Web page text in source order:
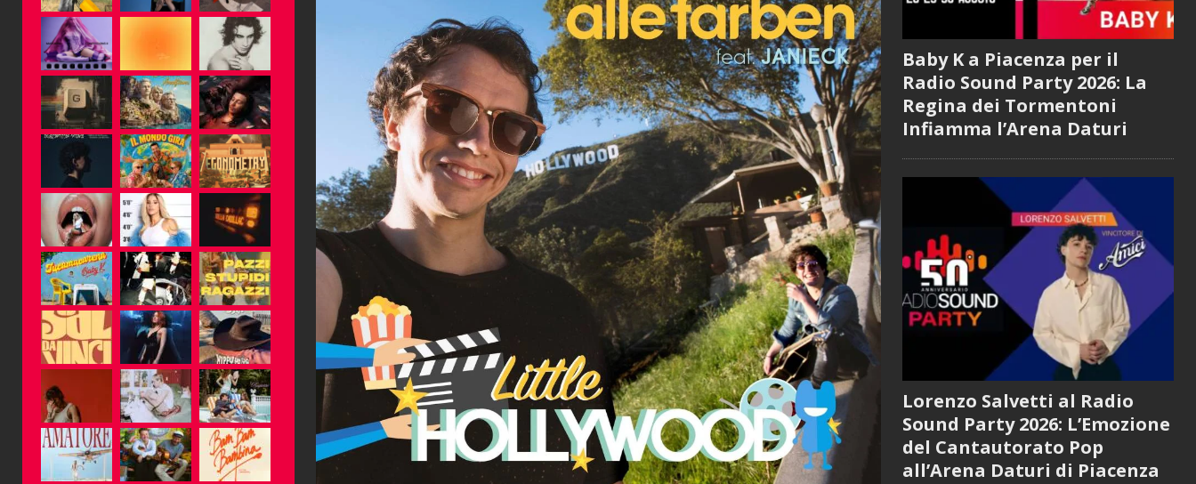
Baby K a Piacenza per il
Radio Sound Party 2026: La
Regina dei Tormentoni
Infiamma l’Arena Daturi
Lorenzo Salvetti al Radio
Sound Party 2026: L’Emozione
del Cantautorato Pop
all’Arena Daturi di Piacenza